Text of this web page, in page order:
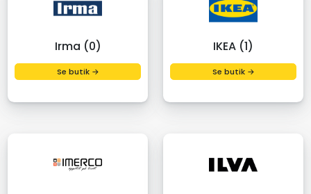
Irma (0)
Se butik →
IKEA (1)
Se butik →